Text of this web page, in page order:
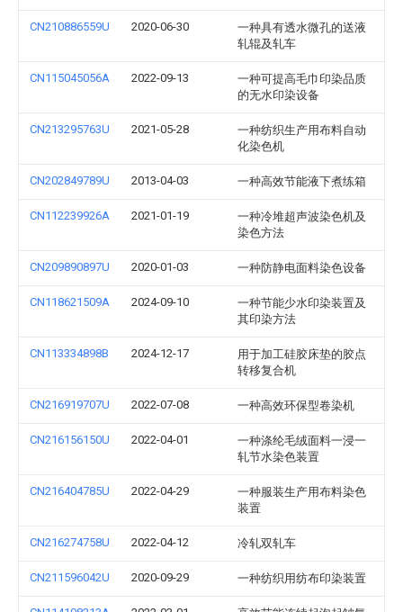
CN210886559U 2020-06-30
一种具有透水微孔的送液
轧辊及轧车
CN115045056A 2022-09-13
一种可提高毛巾印染品质
的无水印染设备
CN213295763U 2021-05-28
一种纺织生产用布料自动
化染色机
CN202849789U 2013-04-03 一种高效节能液下煮练箱
CN112239926A 2021-01-19
一种冷堆超声波染色机及
染色方法
CN209890897U 2020-01-03 一种防静电面料染色设备
CN118621509A 2024-09-10
一种节能少水印染装置及
其印染方法
CN113334898B 2024-12-17
用于加工硅胶床垫的胶点
转移复合机
CN216919707U 2022-07-08 一种高效环保型卷染机
CN216156150U 2022-04-01
一种涤纶毛绒面料一浸一
轧节水染色装置
CN216404785U 2022-04-29
一种服装生产用布料染色
装置
CN216274758U 2022-04-12 冷轧双轧车
CN211596042U 2020-09-29 一种纺织用纺布印染装置